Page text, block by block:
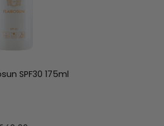
SPF30 175ml